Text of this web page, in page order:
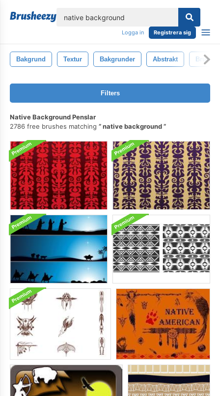
Logga in Registrera sig
Bakgrund Textur Bakgrunder Abstrakt Brun
Filters
Native Background Penslar
2786 free brushes matching
native background